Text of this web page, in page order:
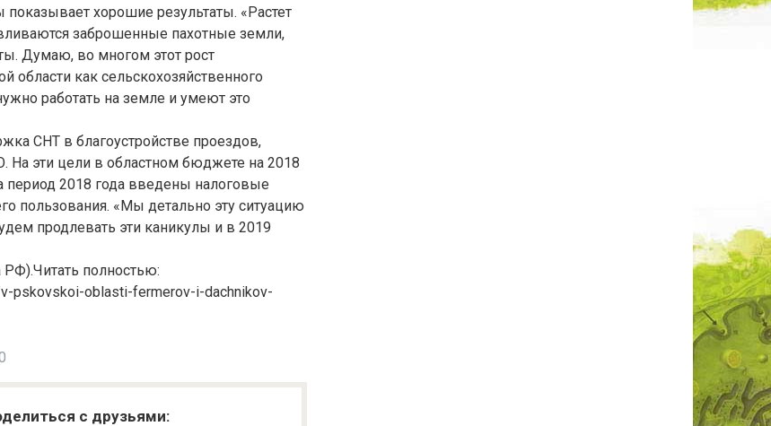
хорошие результаты. «Растет
заброшенные пахотные земли,
Думаю, во многом этот рост
области как сельскохозяйственного
работать на земле и умеют это
СНТ в благоустройстве проездов,
На эти цели в областном бюджете на 2018
период 2018 года введены налоговые
пользования. «Мы детально эту ситуацию
продлевать эти каникулы и в 2019
полностью:
pskovskoi-oblasti-fermerov-i-dachnikov-
с друзьями: